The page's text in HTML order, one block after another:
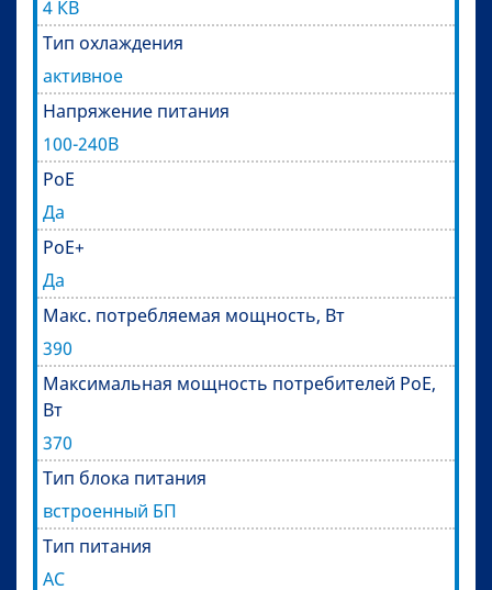
4 КВ
Тип охлаждения
активное
Напряжение питания
100-240В
PoE
Да
PoE+
Да
Макс. потребляемая мощность, Вт
390
Максимальная мощность потребителей PoE,
Вт
370
Тип блока питания
встроенный БП
Тип питания
AC